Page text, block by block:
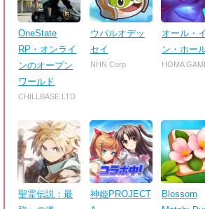
OneState
RP・オンライ
ンのオープン
ワールド
CHILLBASE LTD
ウパルオデッ
セイ
NHN Corp
オール・イ
ン・ホー
HOMA
聖霊伝説：最
神姫PROJECT
Blossom